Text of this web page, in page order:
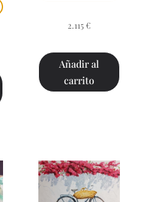
2.115 €
Añadir al
carrito